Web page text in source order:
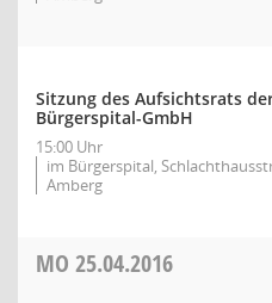
Sitzung des Aufsichtsrats
Bürgerspital-GmbH
15:00 Uhr
im Bürgerspital,
Amberg
MO 25.04.2016